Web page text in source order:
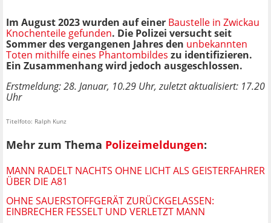
Im August 2023 wurden auf einer Baustelle in Zwickau
Knochenteile gefunden. Die Polizei versucht seit
Sommer des vergangenen Jahres den unbekannten
Toten mithilfe eines Phantombildes zu identifizieren.
Ein Zusammenhang wird jedoch ausgeschlossen.
Erstmeldung: 28. Januar, 10.29 Uhr, zuletzt aktualisiert: 17.20
Uhr
Titelfoto: Ralph Kunz
Mehr zum Thema Polizeimeldungen:
MANN RADELT NACHTS OHNE LICHT ALS GEISTERFAHRER
ÜBER DIE A81
OHNE SAUERSTOFFGERÄT ZURÜCKGELASSEN:
EINBRECHER FESSELT UND VERLETZT MANN